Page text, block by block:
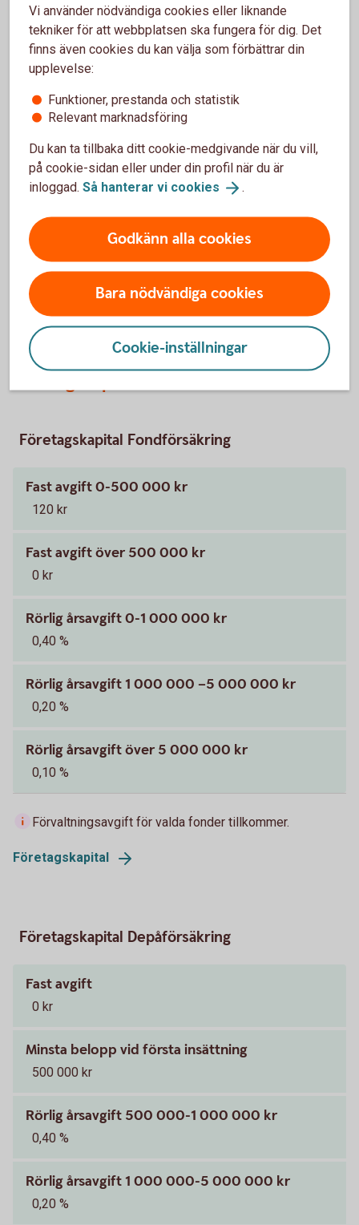
Premien beror på ålder och valt
försäkringsbelopp.
Kapitalförsäkring och
direktpension
Förutom för placering av företagets pengar kan
kapitalförsäkringen användas för att trygga pension för
både företagaren och anställda, något som bidrar till att
behålla kompetenta och särskilt förtjänta medarbetare.
Företagskapital
Företagskapital Fondförsäkring
Fast avgift 0-500 000 kr
120 kr
Fast avgift över 500 000 kr
0 kr
Rörlig årsavgift 0-1 000 000 kr
0,40 %
Rörlig årsavgift 1 000 000 –5 000 000 kr
0,20 %
Rörlig årsavgift över 5 000 000 kr
0,10 %
Förvaltningsavgift för valda fonder tillkommer.
Företagskapital
Företagskapital Depåförsäkring
Fast avgift
0 kr
Minsta belopp vid första insättning
500 000 kr
Rörlig årsavgift 500 000-1 000 000 kr
0,40 %
Rörlig årsavgift 1 000 000-5 000 000 kr
0,20 %
Vi använder nödvändiga cookies eller liknande
tekniker för att webbplatsen ska fungera för dig. Det
finns även cookies du kan välja som förbättrar din
upplevelse:
Funktioner, prestanda och statistik
Relevant marknadsföring
Du kan ta tillbaka ditt cookie-medgivande när du vill,
på cookie-sidan eller under din profil när du är
inloggad. Så hanterar vi cookies .
Godkänn alla cookies
Bara nödvändiga cookies
Cookie-inställningar